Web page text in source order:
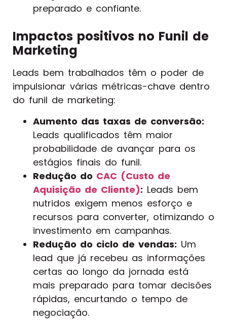
preparado e confiante.
Impactos positivos no Funil de
Marketing
Leads bem trabalhados têm o poder de
impulsionar várias métricas-chave dentro
do funil de marketing:
Aumento das taxas de conversão:
Leads qualificados têm maior
probabilidade de avançar para os
estágios finais do funil.
Redução do CAC (Custo de
Aquisição de Cliente): Leads bem
nutridos exigem menos esforço e
recursos para converter, otimizando o
investimento em campanhas.
Redução do ciclo de vendas: Um
lead que já recebeu as informações
certas ao longo da jornada está
mais preparado para tomar decisões
rápidas, encurtando o tempo de
negociação.